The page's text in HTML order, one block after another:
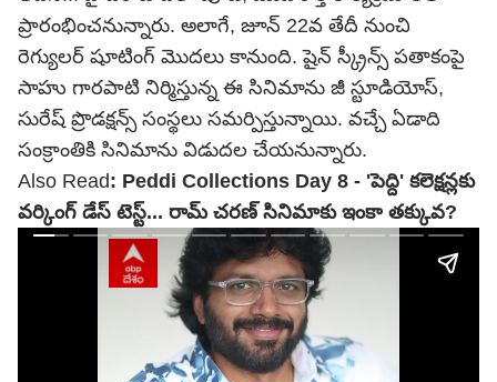
ప్రారంభించనున్నారు. అలాగే, జూన్ 22వ తేదీ నుంచి
రెగ్యులర్ షూటింగ్ మొదలు కానుంది. షైన్ స్క్రీన్స్ పతాకంపై
సాహు గారపాటి నిర్మిస్తున్న ఈ సినిమాను జీ స్టూడియోస్,
సురేష్ ప్రొడక్షన్స్ సంస్థలు సమర్పిస్తున్నాయి. వచ్చే ఏడాది
సంక్రాంతికి సినిమాను విడుదల చేయనున్నారు.
Also Read: Peddi Collections Day 8 - 'పెద్ది' కలెక్షన్లకు
వర్కింగ్ డేస్ టెస్ట్... రామ్ చరణ్ సినిమాకు ఇంకా తక్కువ?